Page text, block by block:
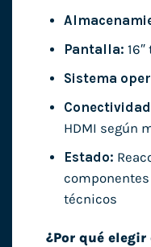
Pantalla:
Sistema
HDMI según
Estado:
técnicos
¿Por qué